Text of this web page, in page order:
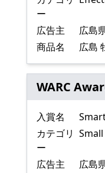
ー
広告主
広島
商品名
広島
WARC
入賞名
カテゴリ
ー
広告主
広島